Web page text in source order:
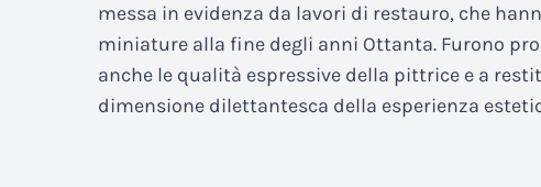
messa in evidenza da lavori di restauro, che
miniature alla fine degli anni Ottanta. Furono
anche le qualità espressive della pittrice e a
dimensione dilettantesca della esperienza